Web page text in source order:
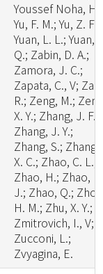
Youssef Noha, H.;
Yu, F. M.; Yu, Z. F.;
Yuan, L. L.; Yuan,
Q.; Zabin, D. A.;
Zamora, J. C.;
Zapata, C., V;
R.; Zeng, M.;
X. Y.; Zhang, J. F.;
Zhang, J. Y.;
Zhang, S.; Zhang,
X. C.; Zhao, C. L.;
Zhao, H.; Zhao,
J.; Zhao, Q.;
H. M.; Zhu, X. Y.;
Zmitrovich, I., V;
Zucconi, L.;
Zvyagina, E.